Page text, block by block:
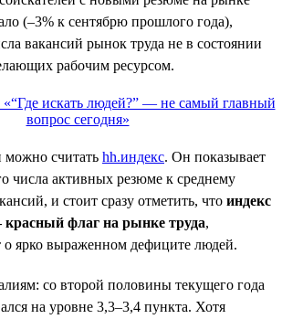
(–3% к сентябрю прошлого года),
вакансий рынок труда не в состоянии
рабочим ресурсом.
можно считать hh.индекс. Он показывает
числа активных резюме к среднему
и стоит сразу отметить, что индекс
флаг на рынке труда,
о ярко выраженном дефиците людей.
со второй половины текущего года
на уровне 3,3–3,4 пункта. Хотя